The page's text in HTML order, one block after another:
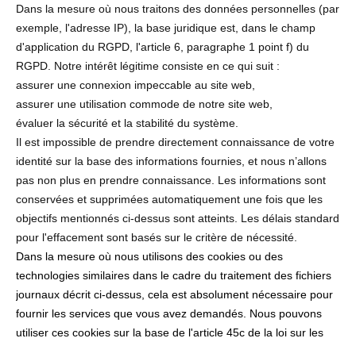
Dans la mesure où nous traitons des données personnelles (par
exemple, l'adresse IP), la base juridique est, dans le champ
d'application du RGPD, l'article 6, paragraphe 1 point f) du
RGPD. Notre intérêt légitime consiste en ce qui suit :
assurer une connexion impeccable au site web,
assurer une utilisation commode de notre site web,
évaluer la sécurité et la stabilité du système.
Il est impossible de prendre directement connaissance de votre
identité sur la base des informations fournies, et nous n’allons
pas non plus en prendre connaissance. Les informations sont
conservées et supprimées automatiquement une fois que les
objectifs mentionnés ci-dessus sont atteints. Les délais standard
pour l'effacement sont basés sur le critère de nécessité.
Dans la mesure où nous utilisons des cookies ou des
technologies similaires dans le cadre du traitement des fichiers
journaux décrit ci-dessus, cela est absolument nécessaire pour
fournir les services que vous avez demandés. Nous pouvons
utiliser ces cookies sur la base de l'article 45c de la loi sur les